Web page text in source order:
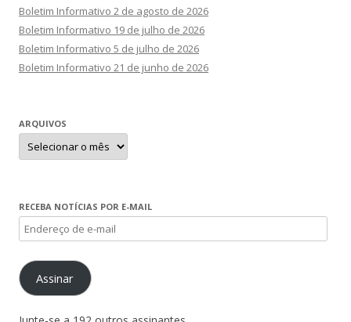
Boletim Informativo 2 de agosto de 2026
Boletim Informativo 19 de julho de 2026
Boletim Informativo 5 de julho de 2026
Boletim Informativo 21 de junho de 2026
ARQUIVOS
Arquivos
RECEBA NOTÍCIAS POR E-MAIL
Endereço
de
e-
mailAssinar